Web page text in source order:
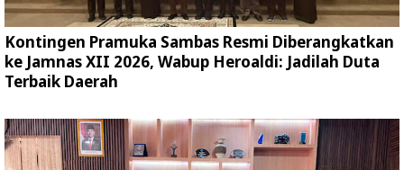
Kontingen Pramuka Sambas Resmi Diberangkatkan
ke Jamnas XII 2026, Wabup Heroaldi: Jadilah Duta
Terbaik Daerah